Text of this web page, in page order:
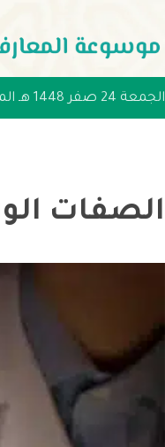
الجمعة 24 صفر 1448 هـ الموافق 7 أغسطس 2026 مـ
الصفات